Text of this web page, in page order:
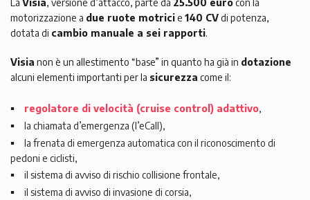
La Visia, versione d’attacco, parte da 25.500 eurocon la
motorizzazione a due ruote motricie 140 CVdi potenza,
dotata di cambio manuale a sei rapporti.
Visia non è un allestimento “base” in quanto ha già in dotazione
alcuni elementi importanti per la sicurezza come il:
regolatore di velocità (cruise control) adattivo,
la chiamata d’emergenza (l’eCall),
la frenata di emergenza automatica con il riconoscimento di
pedoni e ciclisti,
il sistema di avviso di rischio collisione frontale,
il sistema di avviso di invasione di corsia,